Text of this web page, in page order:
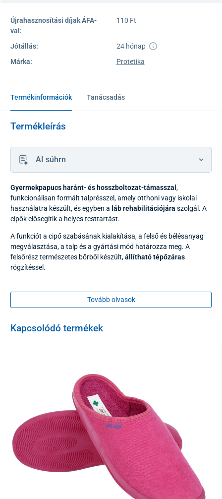
Újrahasznosítási díjak ÁFA-
val:
110 Ft
Jótállás:
24 hónap
Márka:
Protetika
Termékinformációk Tanácsadás
Termékleírás
AI súhrn
Gyermekpapucs haránt- és hosszboltozat-támasszal,
funkcionálisan formált talprésszel, amely otthoni vagy iskolai
használatra készült, és egyben a láb rehabilitációjára szolgál. A
cipők elősegítik a helyes testtartást.
A funkciót a cipő szabásának kialakítása, a felső és bélésanyag
megválasztása, a talp és a gyártási mód határozza meg. A
felsőrész természetes bőrből készült,állítható tépőzáras
rögzítéssel.
nagylábujjat, és aktívan korrigálja a bütyköt
boltozat lesüllyedését, csökkenti a járás közbeni
rezgéseket, és megakadályozza a sarok kifelé dőlését.
Sarokalátámasztás
csökkenti a járás közbeni rezgéseket és megakadályozza
a sarok kifelé dőlését.
Megerősített sarok
megakadályozza a sarok és a boka elferdülését
Tovább olvasok
Kapcsolódó termékek